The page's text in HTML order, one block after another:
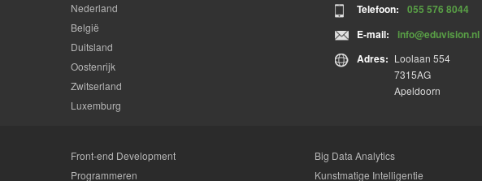
Nederland
België
Duitsland
Oostenrijk
Zwitserland
Luxemburg
Telefoon:
055 576 8044
E-mail:
info@eduvision.nl
Adres: Loolaan 554
7315AG
Apeldoorn
Front-end Development
Programmeren
Big Data Analytics
Kunstmatige Intelligentie